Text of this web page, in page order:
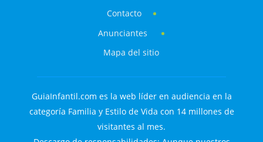
Contacto
Anunciantes
Mapa del sitio
GuiaInfantil.com es la web líder en audiencia en la
categoría Familia y Estilo de Vida con 14 millones de
visitantes al mes.